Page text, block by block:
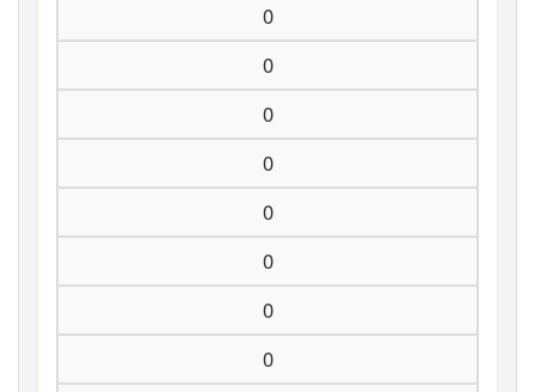
0
0
0
0
0
0
0
0